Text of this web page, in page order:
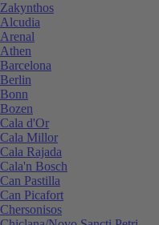
Zakynthos
Alcudia
Arenal
Athen
Barcelona
Berlin
Bonn
Bozen
Cala d'Or
Cala Millor
Cala Rajada
Cala'n Bosch
Can Pastilla
Can Picafort
Chersonisos